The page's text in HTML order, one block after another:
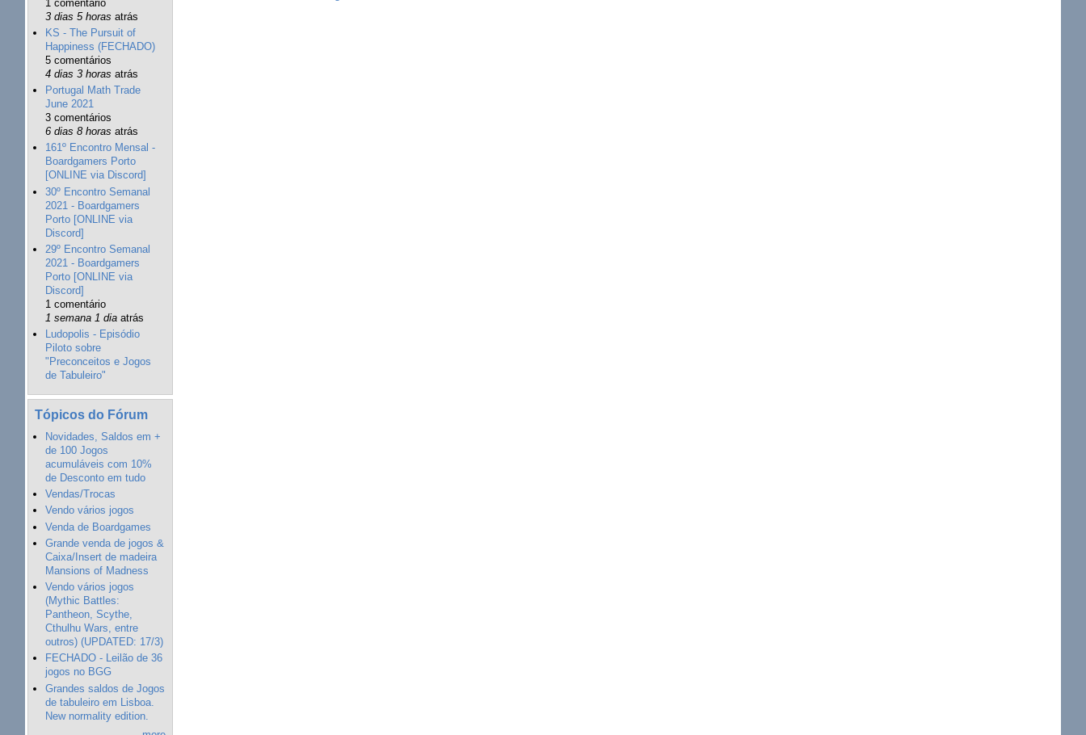
1 comentário
3 dias 5 horas atrás
KS - The Pursuit of
Happiness (FECHADO)
5 comentários
4 dias 3 horas atrás
Portugal Math Trade
June 2021
3 comentários
6 dias 8 horas atrás
161º Encontro Mensal -
Boardgamers Porto
[ONLINE via Discord]
30º Encontro Semanal
2021 - Boardgamers
Porto [ONLINE via
Discord]
29º Encontro Semanal
2021 - Boardgamers
Porto [ONLINE via
Discord]
1 comentário
1 semana 1 diaatrás
Ludopolis - Episódio
Piloto sobre
"Preconceitos e Jogos
de Tabuleiro"
Tópicos do Fórum
Novidades, Saldos em +
de 100 Jogos
acumuláveis com 10%
de Desconto em tudo
Vendas/Trocas
Vendo vários jogos
Venda de Boardgames
Grande venda de jogos &
Caixa/Insert de madeira
Mansions of Madness
Vendo vários jogos
(Mythic Battles:
Pantheon, Scythe,
Cthulhu Wars, entre
outros) (UPDATED: 17/3)
FECHADO - Leilão de 36
jogos no BGG
Grandes saldos de Jogos
de tabuleiro em Lisboa.
New normality edition.